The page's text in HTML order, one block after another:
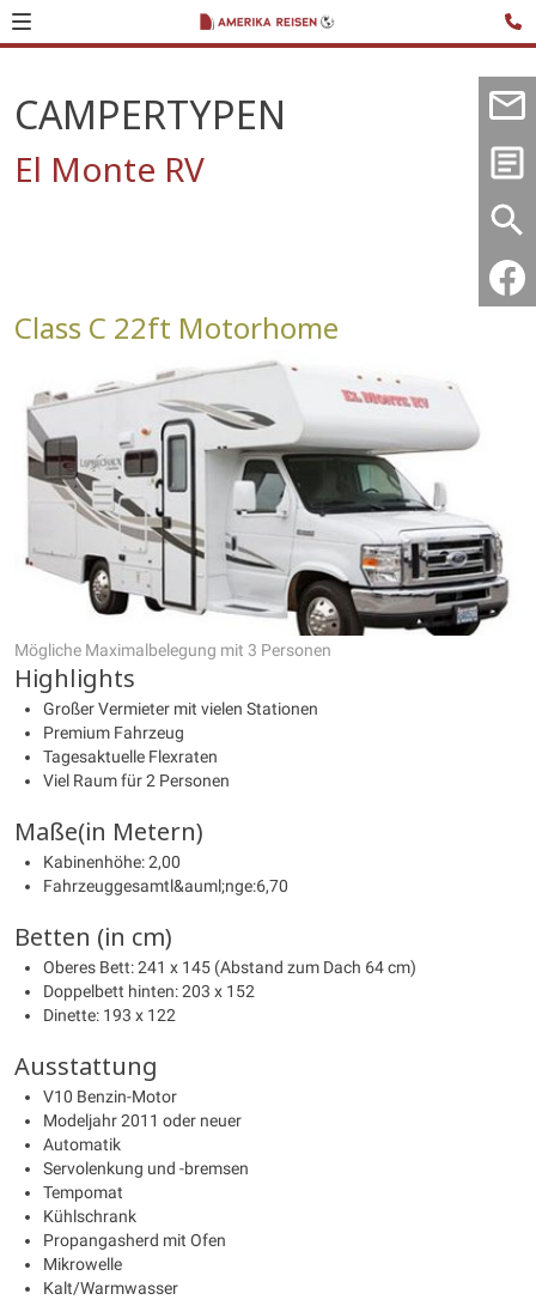
CAMPERTYPEN
El Monte RV
Class C 22ft Motorhome
Mögliche Maximalbelegung mit 3 Personen
Highlights
Großer Vermieter mit vielen Stationen
Premium Fahrzeug
Tagesaktuelle Flexraten
Viel Raum für 2 Personen
Maße(in Metern)
Kabinenhöhe: 2,00
Fahrzeuggesamtl&auml;nge:6,70
Betten (in cm)
Oberes Bett: 241 x 145 (Abstand zum Dach 64 cm)
Doppelbett hinten: 203 x 152
Dinette: 193 x 122
Ausstattung
V10 Benzin-Motor
Modeljahr 2011 oder neuer
Automatik
Servolenkung und -bremsen
Tempomat
Kühlschrank
Propangasherd mit Ofen
Mikrowelle
Kalt/Warmwasser